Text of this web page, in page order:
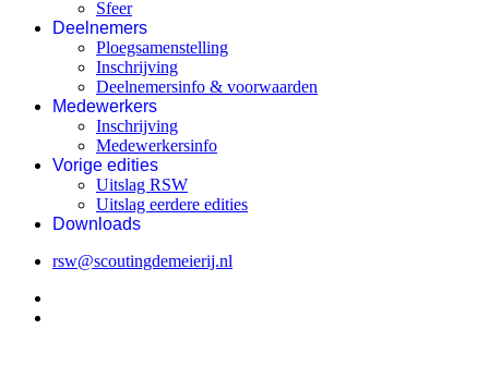
Sfeer
Deelnemers
Ploegsamenstelling
Inschrijving
Deelnemersinfo & voorwaarden
Medewerkers
Inschrijving
Medewerkersinfo
Vorige edities
Uitslag RSW
Uitslag eerdere edities
Downloads
rsw@scoutingdemeierij.nl